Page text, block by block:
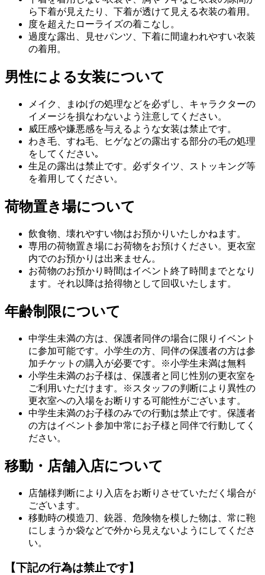
ら下着が見えたり、下着が透けて見える衣装の着用。
度を超えたローライズの着こなし。
過度な露出、見せパンツ、下着に間違われやすい衣装
の着用。
男性による女装について
メイク、まゆげの処理などを必ずし、キャラクターの
イメージを損なわないよう注意してください。
威圧感や嫌悪感を与えるような女装は禁止です。
わき毛、すね毛、ヒゲなどの露出する部分の毛の処理
をしてください｡
生足の露出は禁止です。必ずタイツ、ストッキング等
を着用してください。
荷物置き場について
飲食物、壊れやすい物はお預かりいたしかねます。
専用の荷物置き場にお荷物をお預けください。更衣室
内でのお預かりは出来ません。
お荷物のお預かり時間はイベント終了時間までとなり
ます。それ以降は拾得物として回収いたします。
年齢制限について
中学生未満の方は、保護者同伴の場合に限りイベント
に参加可能です。小学生の方、同伴の保護者の方は参
加チケットの購入が必要です。※小学生未満は無料
小学生未満のお子様は、保護者と同じ性別の更衣室を
ご利用いただけます。※スタッフの判断により異性の
更衣室への入場をお断りする可能性がございます。
中学生未満のお子様のみでの行動は禁止です。保護者
の方はイベント参加中常にお子様と同伴で行動してく
ださい。
移動・店舗入店について
店舗様判断により入店をお断りさせていただく場合が
ございます。
移動時の模造刀、銃器、危険物を模した物は、常に鞄
にしまうか袋などで外から見えないようにしてくださ
い。
【下記の行為は禁止です】